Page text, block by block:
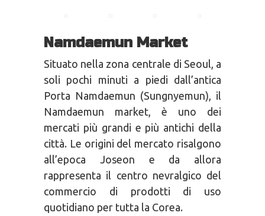
Namdaemun Market
Situato nella zona centrale di Seoul, a
soli pochi minuti a piedi dall’antica
Porta Namdaemun (Sungnyemun), il
Namdaemun market, è uno dei
mercati più grandi e più antichi della
città. Le origini del mercato risalgono
all’epoca Joseon e da allora
rappresenta il centro nevralgico del
commercio di prodotti di uso
quotidiano per tutta la Corea.